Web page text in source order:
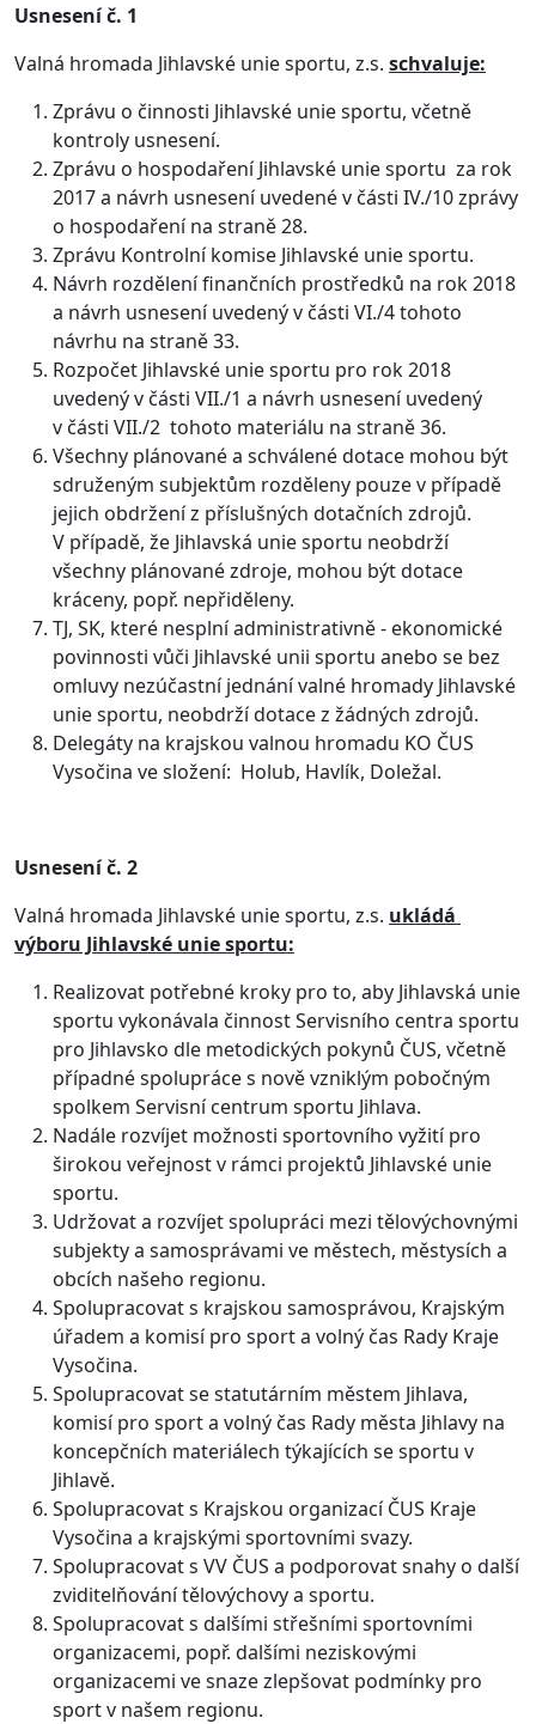
Usnesení č. 1
Valná hromada Jihlavské unie sportu, z.s. schvaluje:
Zprávu o činnosti Jihlavské unie sportu, včetně
kontroly usnesení.
Zprávu o hospodaření Jihlavské unie sportu za rok
2017 a návrh usnesení uvedené v části IV./10 zprávy
o hospodaření na straně 28.
Zprávu Kontrolní komise Jihlavské unie sportu.
Návrh rozdělení finančních prostředků na rok 2018
a návrh usnesení uvedený v části VI./4 tohoto
návrhu na straně 33.
Rozpočet Jihlavské unie sportu pro rok 2018
uvedený v části VII./1 a návrh usnesení uvedený
v části VII./2 tohoto materiálu na straně 36.
Všechny plánované a schválené dotace mohou být
sdruženým subjektům rozděleny pouze v případě
jejich obdržení z příslušných dotačních zdrojů.
V případě, že Jihlavská unie sportu neobdrží
všechny plánované zdroje, mohou být dotace
kráceny, popř. nepřiděleny.
TJ, SK, které nesplní administrativně - ekonomické
povinnosti vůči Jihlavské unii sportu anebo se bez
omluvy nezúčastní jednání valné hromady Jihlavské
unie sportu, neobdrží dotace z žádných zdrojů.
Delegáty na krajskou valnou hromadu KO ČUS
Vysočina ve složení: Holub, Havlík, Doležal.
Usnesení č. 2
Valná hromada Jihlavské unie sportu, z.s. ukládá
výboru Jihlavské unie sportu:
Realizovat potřebné kroky pro to, aby Jihlavská unie
sportu vykonávala činnost Servisního centra sportu
pro Jihlavsko dle metodických pokynů ČUS, včetně
případné spolupráce s nově vzniklým pobočným
spolkem Servisní centrum sportu Jihlava.
Nadále rozvíjet možnosti sportovního vyžití pro
širokou veřejnost v rámci projektů Jihlavské unie
sportu.
Udržovat a rozvíjet spolupráci mezi tělovýchovnými
subjekty a samosprávami ve městech, městysích a
obcích našeho regionu.
Spolupracovat s krajskou samosprávou, Krajským
úřadem a komisí pro sport a volný čas Rady Kraje
Vysočina.
Spolupracovat se statutárním městem Jihlava,
komisí pro sport a volný čas Rady města Jihlavy na
koncepčních materiálech týkajících se sportu v
Jihlavě.
Spolupracovat s Krajskou organizací ČUS Kraje
Vysočina a krajskými sportovními svazy.
Spolupracovat s VV ČUS a podporovat snahy o další
zviditelňování tělovýchovy a sportu.
Spolupracovat s dalšími střešními sportovními
organizacemi, popř. dalšími neziskovými
organizacemi ve snaze zlepšovat podmínky pro
sport v našem regionu.